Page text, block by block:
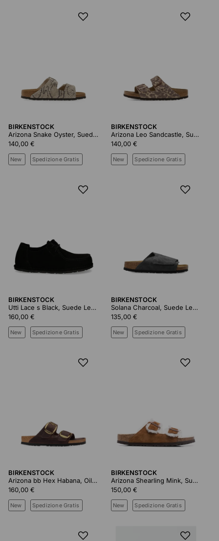
BIRKENSTOCK
Arizona Snake Oyster, Suede Leather
140,00 €
New Spedizione Gratis
BIRKENSTOCK
Arizona Leo Sandcastle, Suede Leather
140,00 €
New Spedizione Gratis
BIRKENSTOCK
Utti Lace s Black, Suede Leather
160,00 €
New Spedizione Gratis
BIRKENSTOCK
Solana Charcoal, Suede Leather
135,00 €
New Spedizione Gratis
BIRKENSTOCK
Arizona bb Hex Habana, Oiled Leather
160,00 €
New Spedizione Gratis
BIRKENSTOCK
Arizona Shearling Mink, Suede Leather
150,00 €
New Spedizione Gratis